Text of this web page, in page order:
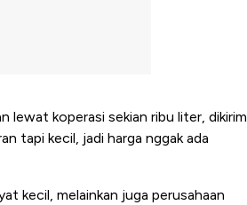
lewat koperasi sekian ribu liter, dikirim
tapi kecil, jadi harga nggak ada
kecil, melainkan juga perusahaan